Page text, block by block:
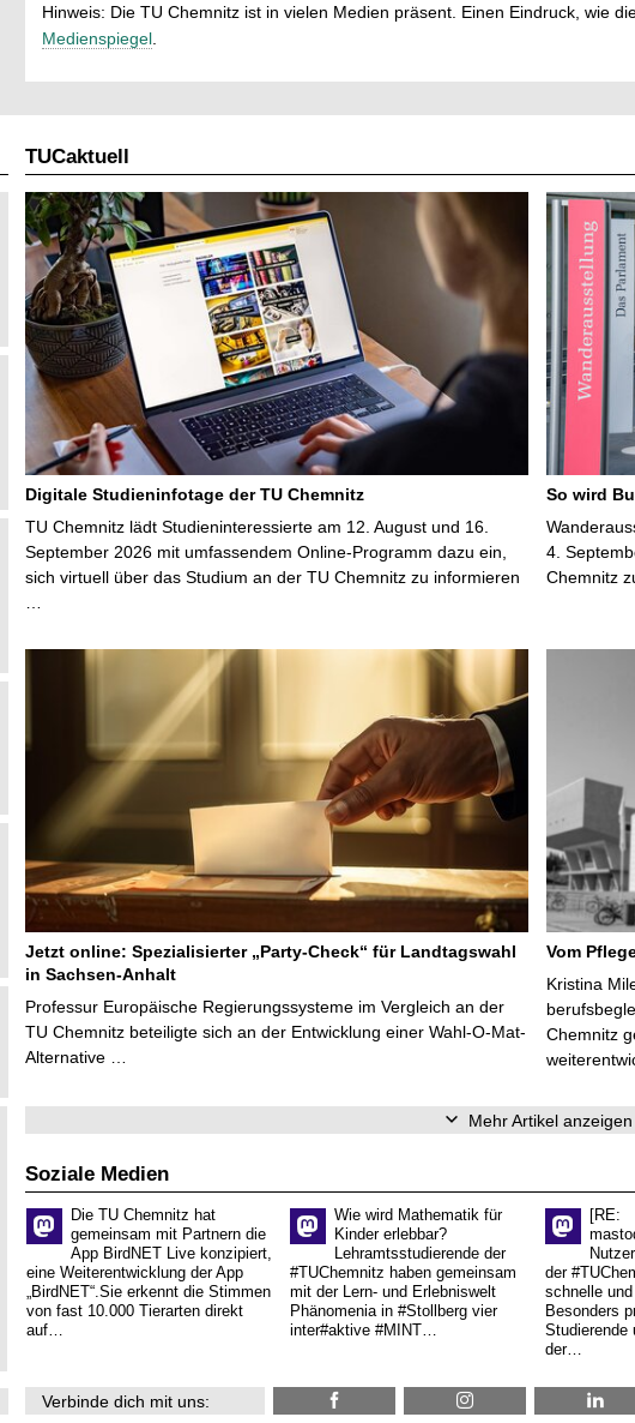
Hinweis: Die TU Chemnitz ist in vielen Medien präsent. Einen Eindruck, wie
Medienspiegel
TUCaktuell
Digitale Studieninfotage der TU Chemnitz
TU Chemnitz lädt Studieninteressierte am 12. August und 16.
September 2026 mit umfassendem Online-Programm dazu ein,
sich virtuell über das Studium an der TU Chemnitz zu informieren
So wird
4.
Chemnitz
Jetzt online: Spezialisierter „Party-Check“ für Landtagswahl
in Sachsen-Anhalt
Professur Europäische Regierungssysteme im Vergleich an der
TU Chemnitz beteiligte sich an der Entwicklung einer Wahl-O-Mat-
Alternative …
Vom
Kristina
Chemnitz
Mehr Artikel anzeigen
Soziale Medien
Die TU Chemnitz hat
gemeinsam mit Partnern die
App BirdNET Live konzipiert,
eine Weiterentwicklung der App
„BirdNET“.Sie erkennt die Stimmen
von fast 10.000 Tierarten direkt
auf…
Wie wird Mathematik für
Kinder erlebbar?
Lehramtsstudierende der
#TUChemnitz haben gemeinsam
mit der Lern- und Erlebniswelt
Phänomenia in #Stollberg vier
inter#aktive #MINT…
[RE:
der
schnelle
Besonders
Studierende
der…
Verbinde dich mit uns: